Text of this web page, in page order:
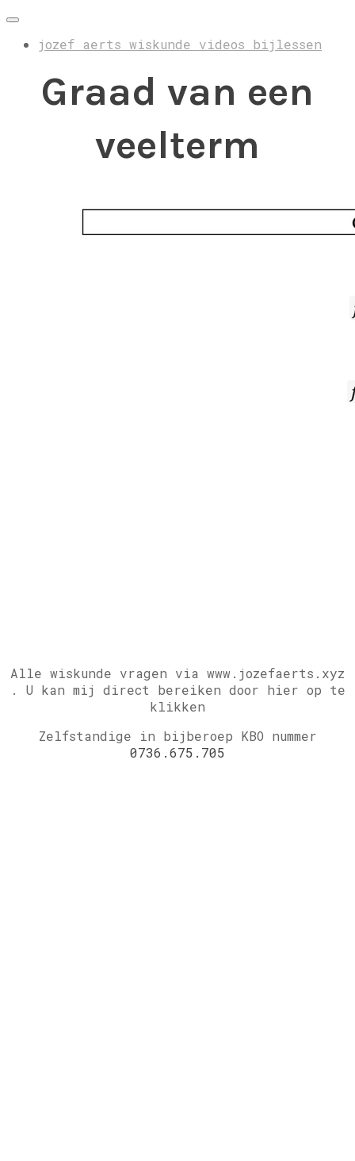
jozef aerts wiskunde videos bijlessen
Graad van een
veelterm
Alle wiskunde vragen via www.jozefaerts.xyz
. U kan mij direct bereiken door hier op te
klikken
Zelfstandige in bijberoep KBO nummer
0736.675.705